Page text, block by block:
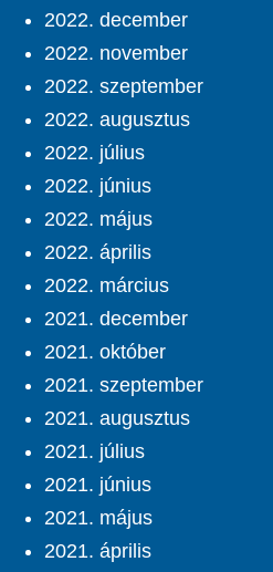
2022. december
2022. november
2022. szeptember
2022. augusztus
2022. július
2022. június
2022. május
2022. április
2022. március
2021. december
2021. október
2021. szeptember
2021. augusztus
2021. július
2021. június
2021. május
2021. április